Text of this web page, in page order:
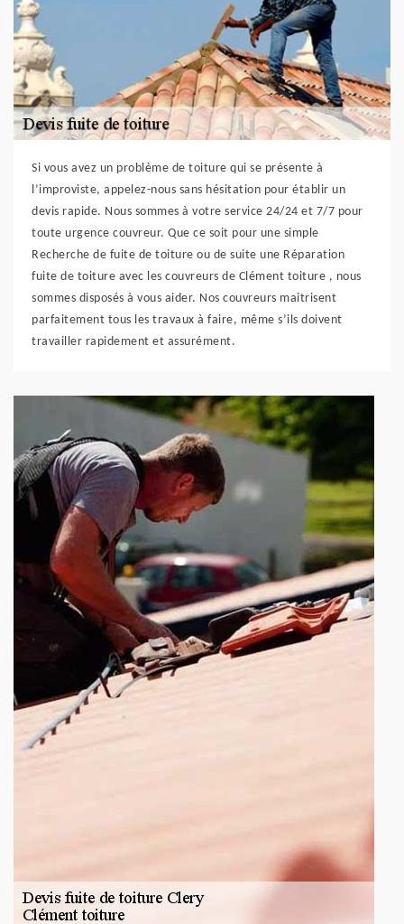
Si vous avez un problème de toiture qui se présente à
l’improviste, appelez-nous sans hésitation pour établir un
devis rapide. Nous sommes à votre service 24/24 et 7/7 pour
toute urgence couvreur. Que ce soit pour une simple
Recherche de fuite de toiture ou de suite une Réparation
fuite de toiture avec les couvreurs de Clément toiture , nous
sommes disposés à vous aider. Nos couvreurs maitrisent
parfaitement tous les travaux à faire, même s’ils doivent
travailler rapidement et assurément.